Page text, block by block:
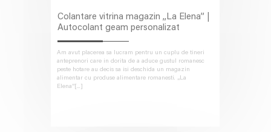
Colantare vitrina magazin „La Elena” |
Autocolant geam personalizat
Am avut placerea sa lucram pentru un cuplu de tineri
anteprenori care in dorita de a aduce gustul romanesc
peste hotare au decis sa isi deschida un magazin
alimentar cu produse alimentare romanesti. „La
Elena”[...]